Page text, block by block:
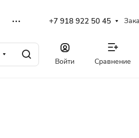
+7 918 922 50 45
Войти Сравнение